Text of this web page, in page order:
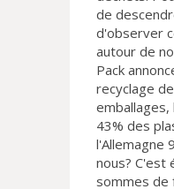
de
d'observer
autour de
Pack
recyclage
emballages,
43% des
l'Allemagne
nous? C'est
sommes de